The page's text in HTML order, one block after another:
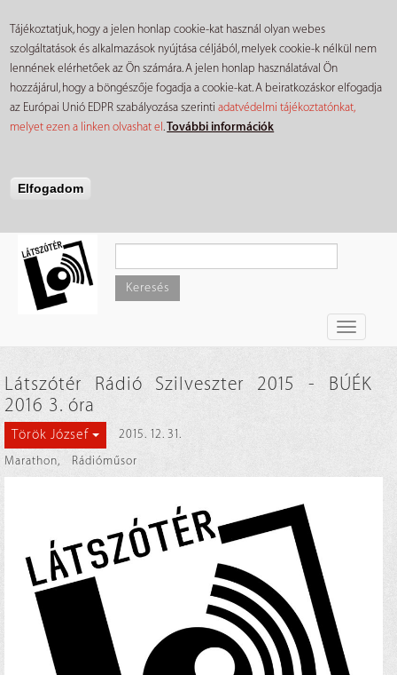
Tájékoztatjuk, hogy a jelen honlap cookie-kat használ olyan webes
szolgáltatások és alkalmazások nyújtása céljából, melyek cookie-k nélkül nem
lennének elérhetőek az Ön számára. A jelen honlap használatával Ön
hozzájárul, hogy a böngészője fogadja a cookie-kat. A beiratkozáskor elfogadja
az Európai Unió EDPR szabályozása szerintiadatvédelmi tájékoztatónkat,
melyet ezen a linken olvashat el.További információk
Elfogadom
tartalomra
Keresés
Toggle
Látszótér Rádió Szilveszter 2015 - BÚÉK
2016 3. óra
Török József
2015. 12. 31.
Marathon, Rádióműsor